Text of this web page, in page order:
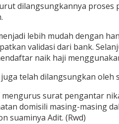
dilangsungkannya proses
lebih mudah dengan
validasi dari bank.
naik haji
telah dilangsungkan oleh
surat pengantar
domisili masing-masing
suaminya Adit. (Rwd)